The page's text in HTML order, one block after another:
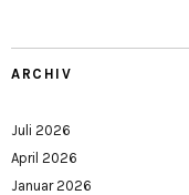
ARCHIV
Juli 2026
April 2026
Januar 2026